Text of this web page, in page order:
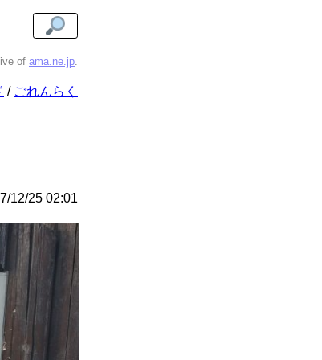
of ama.ne.jp.
ごれんらく
12/25 02:01